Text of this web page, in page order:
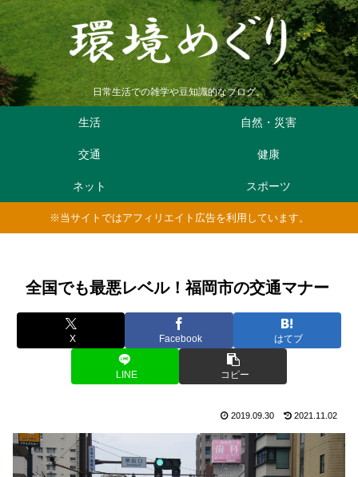
日常生活での雑学や豆知識的なブログ。
生活 自然・災害
交通 健康
ネット スポーツ
※当サイトではアフィリエイト広告を利用しています。
全国でも最悪レベル！福岡市の交通マナー
X Facebook はてブ
LINE コピー
2019.09.30 2021.11.02